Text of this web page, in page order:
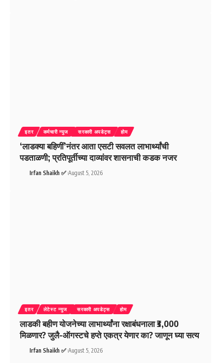
इतर कर्मचारी न्युज सरकारी अपडेट्स होम
‘लाडक्या बहिणीं’नंतर आता एसटी सवलत लाभार्थ्यांची
पडताळणी; प्रतिपूर्तीच्या दाव्यांवर शासनाची कडक नजर
Irfan Shaikh ✅ August 5, 2026
इतर लेटेस्ट न्युज सरकारी अपडेट्स होम
लाडकी बहीण योजनेच्या लाभार्थ्यांना रक्षाबंधनाला ₹3,000
मिळणार? जुलै-ऑगस्टचे हप्ते एकत्र येणार का? जाणून घ्या सत्य
Irfan Shaikh ✅ August 5, 2026